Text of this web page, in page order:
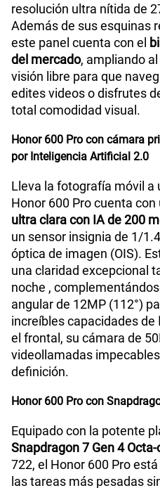
resolución ultra nítida de
Además de sus esquinas
este panel cuenta con el
del mercado, ampliando
visión libre para que
edites videos o disfrutes
total comodidad visual.
Honor 600 Pro con cámara
por Inteligencia Artificial 2.0
Lleva la fotografía móvil a
Honor 600 Pro cuenta con
ultra clara con IA de 200
un sensor insignia de 1/
óptica de imagen (OIS).
una claridad excepcional
noche ,
angular de 12MP (112°)
increíbles capacidades de
el frontal, su cámara de
videollamadas
definición.
Honor 600 Pro con
Equipado con la potente
Snapdragon 7 Gen 4
722, el Honor 600 Pro
las tareas más pesadas